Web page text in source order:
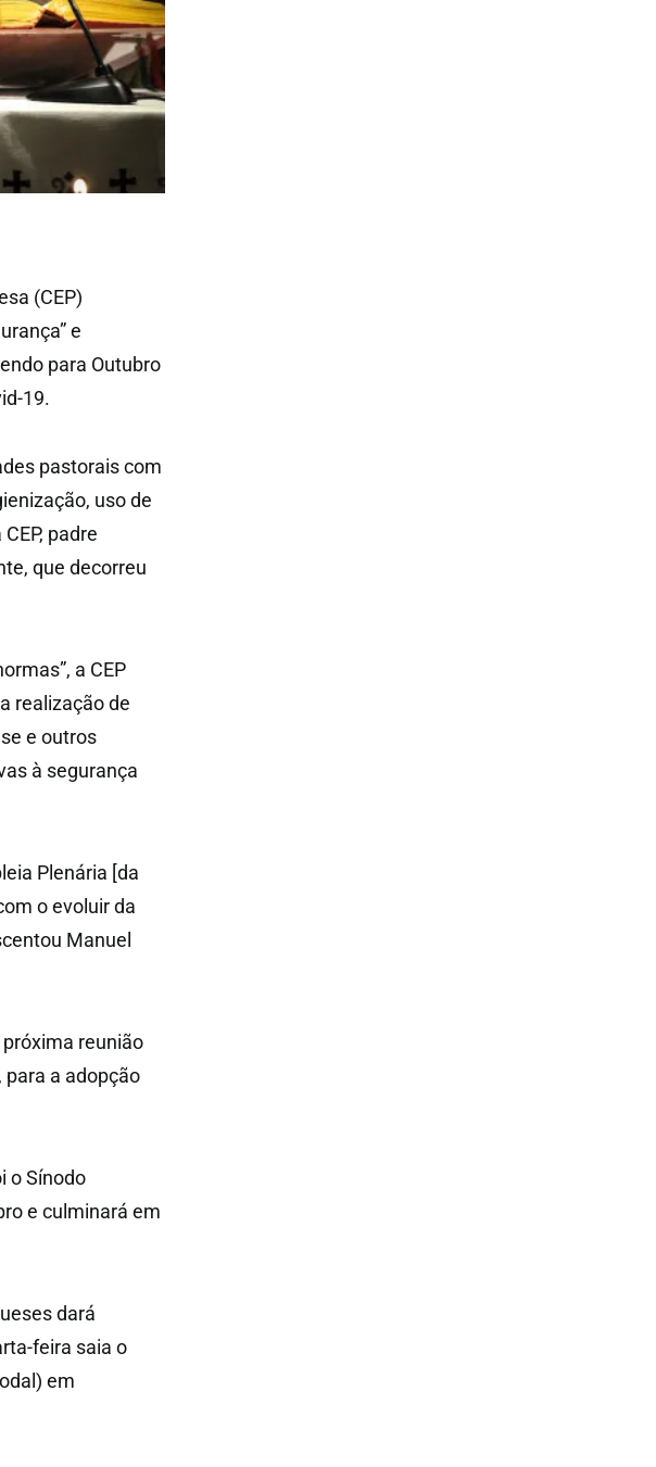
(CEP)
e
para Outubro
19.
pastorais com
uso de
padre
que decorreu
a CEP
realização de
e outros
à segurança
Plenária [da
o evoluir da
Manuel
próxima reunião
a adopção
o Sínodo
e culminará em
dará
feira saia o
em